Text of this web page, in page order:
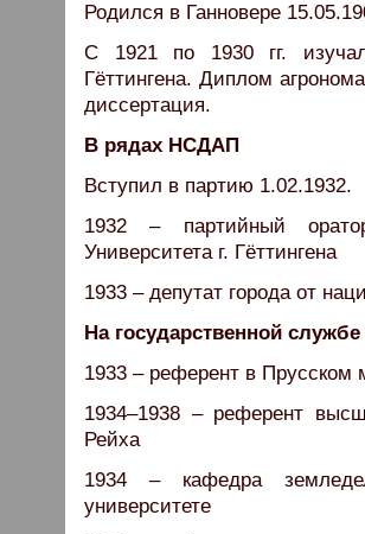
Родился в Ганновере
С 1921 по 1930 гг. изучал
Гёттингена. Диплом
диссертация.
В рядах НСДАП
Вступил в партию 1.02.1932.
1932 – партийный
Университета г. Гёттингена
1933 – депутат города от
На государственной службе
1933 – референт в Прусском
1934–1938 – референт
Рейха
1934 – кафедра
университете